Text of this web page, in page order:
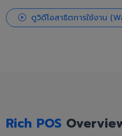
ดูวิดีโอสาธิตการใช้งาน
Rich POS